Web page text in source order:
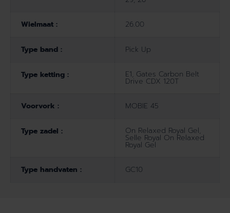
Wielmaat : 26.00
Type band : Pick Up
Type ketting : E1, Gates Carbon Belt
Drive CDX 120T
Voorvork : MOBIE 45
Type zadel : On Relaxed Royal Gel,
Selle Royal On Relaxed
Royal Gel
Type handvaten : GC10